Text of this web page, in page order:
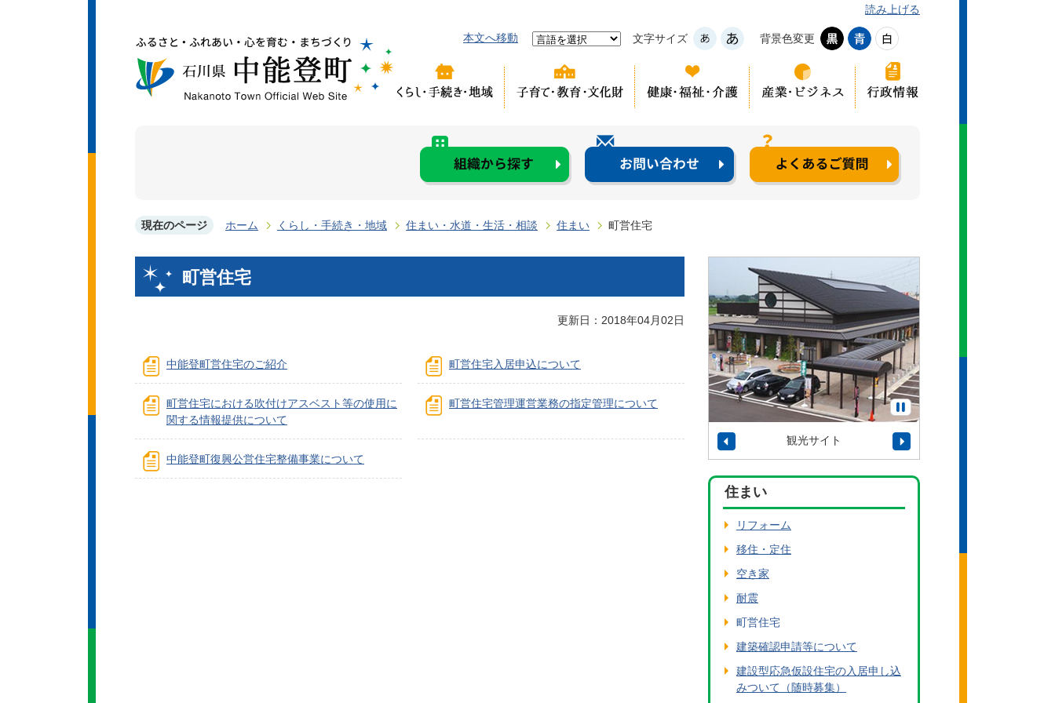
本文へ移動 文字サイズ 背景色変更
読み上げる
現在のページ ホーム くらし・手続き・地域 住まい・水道・生活・相談 住まい 町営住宅
町営住宅
更新日：2018年04月02日
中能登町営住宅のご紹介 町営住宅入居申込について
町営住宅における吹付けアスベスト等の使用に
関する情報提供について
町営住宅管理運営業務の指定管理について
中能登町復興公営住宅整備事業について
子育てサイト 観光サイト
住まい
リフォーム
移住・定住
空き家
耐震
町営住宅
建築確認申請等について
建設型応急仮設住宅の入居申し込
みついて（随時募集）